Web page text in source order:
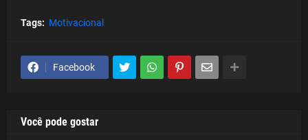
Tags: Motivacional
Facebook
Você pode gostar